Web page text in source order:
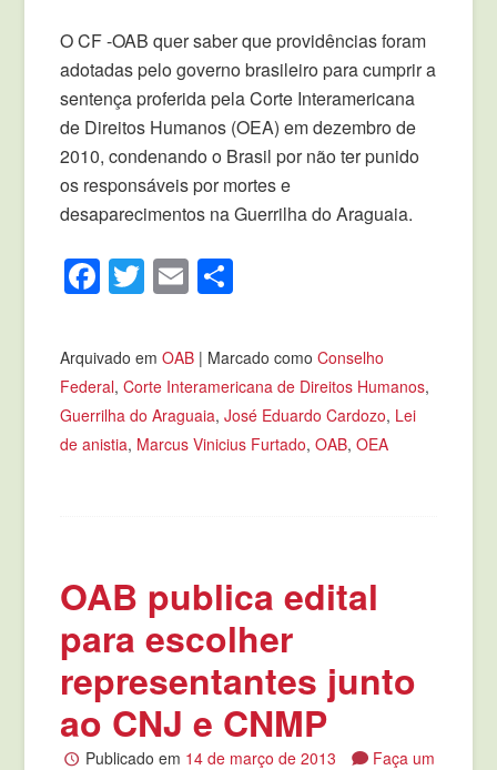
O CF -OAB quer saber que providências foram
adotadas pelo governo brasileiro para cumprir a
sentença proferida pela Corte Interamericana
de Direitos Humanos (OEA) em dezembro de
2010, condenando o Brasil por não ter punido
os responsáveis por mortes e
desaparecimentos na Guerrilha do Araguaia.
Facebook
Twitter
Email
Arquivado emOAB | Marcado comoConselho
Federal,Corte Interamericana de Direitos Humanos,
Guerrilha do Araguaia,José Eduardo Cardozo, Lei
de anistia, Marcus Vinicius Furtado,OAB,OEA
OAB publica edital
para escolher
representantes junto
ao CNJ e CNMP
Publicado em 14 de março de 2013
Faça um